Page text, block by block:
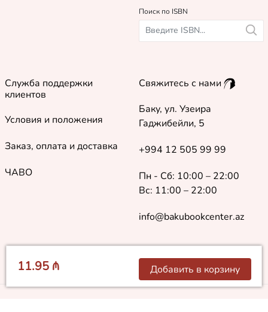
11.95 ₼ Добавить в корзину
Поиск по ISBN
Служба поддержки
клиентов
Условия и положения
Заказ, оплата и доставка
ЧАВО
Свяжитесь с нами
Баку, ул. Узеира
Гаджибейли, 5
+994 12 505 99 99
Пн - Сб: 10:00 – 22:00
Вс: 11:00 – 22:00
info@bakubookcenter.az